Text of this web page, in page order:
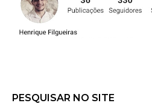
PESQUISAR NO SITE